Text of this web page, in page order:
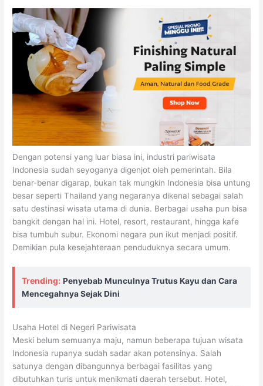
Dengan potensi yang luar biasa ini, industri pariwisata
Indonesia sudah seyoganya digenjot oleh pemerintah. Bila
benar-benar digarap, bukan tak mungkin Indonesia bisa untung
besar seperti Thailand yang negaranya dikenal sebagai salah
satu destinasi wisata utama di dunia. Berbagai usaha pun bisa
bangkit dengan hal ini. Hotel, resort, restaurant, hingga kafe
bisa tumbuh subur. Ekonomi negara pun ikut menjadi positif.
Demikian pula kesejahteraan penduduknya secara umum.
Trending: Penyebab Munculnya Trutus Kayu dan Cara
Mencegahnya Sejak Dini
Usaha Hotel di Negeri Pariwisata
Meski belum semuanya maju, namun beberapa tujuan wisata
Indonesia rupanya sudah sadar akan potensinya. Salah
satunya dengan dibangunnya berbagai fasilitas yang
dibutuhkan turis untuk menikmati daerah tersebut. Hotel,